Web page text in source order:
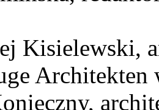
Kisielewski,
Architekten